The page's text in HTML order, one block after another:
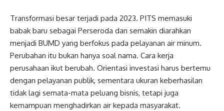
Transformasi besar terjadi pada 2023. PITS memasuki
babak baru sebagai Perseroda dan semakin diarahkan
menjadi BUMD yang berfokus pada pelayanan air minum.
Perubahan itu bukan hanya soal nama. Cara kerja
perusahaan ikut berubah. Orientasi investasi harus bertemu
dengan pelayanan publik, sementara ukuran keberhasilan
tidak lagi semata-mata peluang bisnis, tetapi juga
kemampuan menghadirkan air kepada masyarakat.